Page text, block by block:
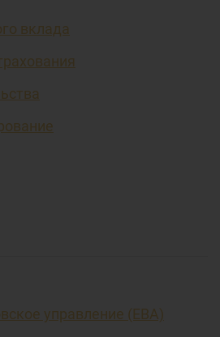
вклада
управление (EBA)